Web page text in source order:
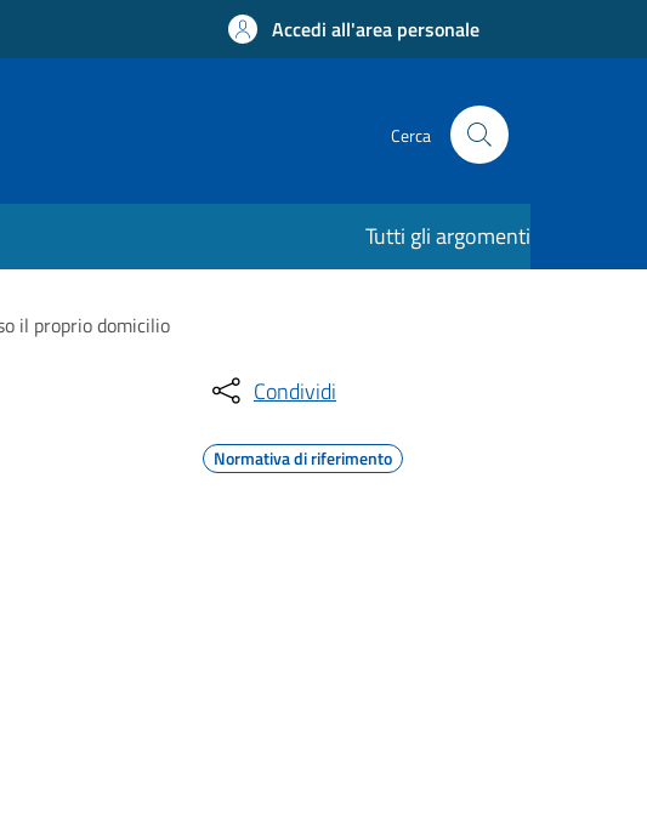
Accedi all'area personale
Cerca
Tutti gli argomenti
il proprio domicilio
Condividi
Normativa di riferimento